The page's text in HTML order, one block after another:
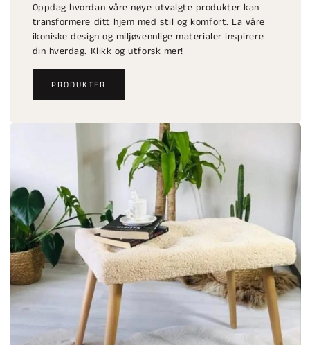
Oppdag hvordan våre nøye utvalgte produkter kan
transformere ditt hjem med stil og komfort. La våre
ikoniske design og miljøvennlige materialer inspirere
din hverdag. Klikk og utforsk mer!
PRODUKTER